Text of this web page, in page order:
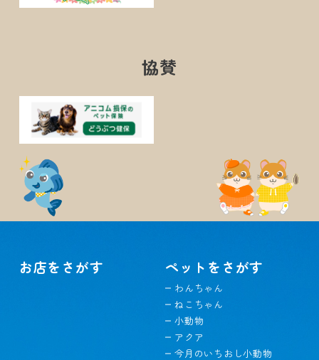
協賛
お店をさがす ペットをさがす
わんちゃん
ねこちゃん
小動物
アクア
今月のいちおし小動物